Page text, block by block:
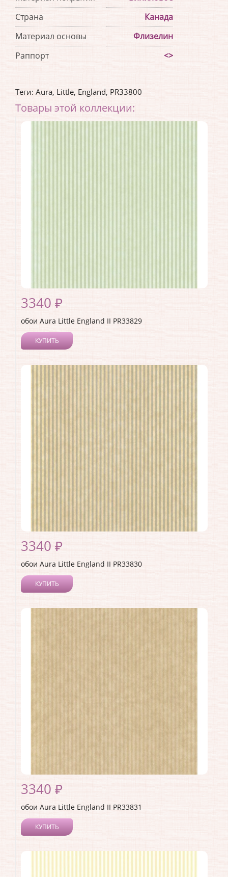
Страна
Канада
Материал основы
Флизелин
Раппорт
<>
Теги: Aura, Little, England, PR33800
Товары этой коллекции:
3340 ₽
обои Aura Little England II PR33829
КУПИТЬ
3340 ₽
обои Aura Little England II PR33830
КУПИТЬ
3340 ₽
обои Aura Little England II PR33831
КУПИТЬ